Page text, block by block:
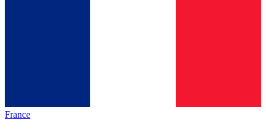
France